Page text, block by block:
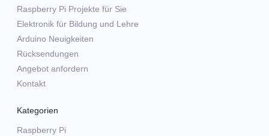
Raspberry Pi Projekte für Sie
Elektronik für Bildung und Lehre
Arduino Neuigkeiten
Rücksendungen
Angebot anfordern
Kontakt
Kategorien
Raspberry Pi